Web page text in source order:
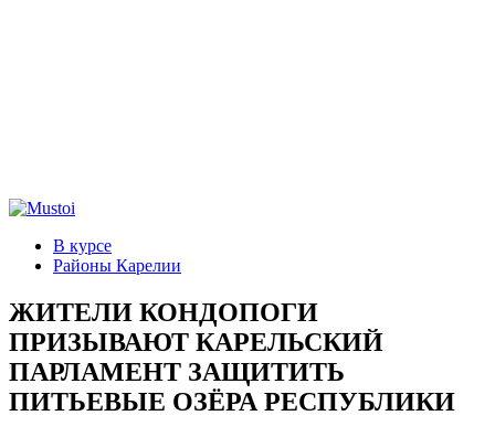
В курсе
Районы Карелии
ЖИТЕЛИ КОНДОПОГИ
ПРИЗЫВАЮТ КАРЕЛЬСКИЙ
ПАРЛАМЕНТ ЗАЩИТИТЬ
ПИТЬЕВЫЕ ОЗЁРА РЕСПУБЛИКИ